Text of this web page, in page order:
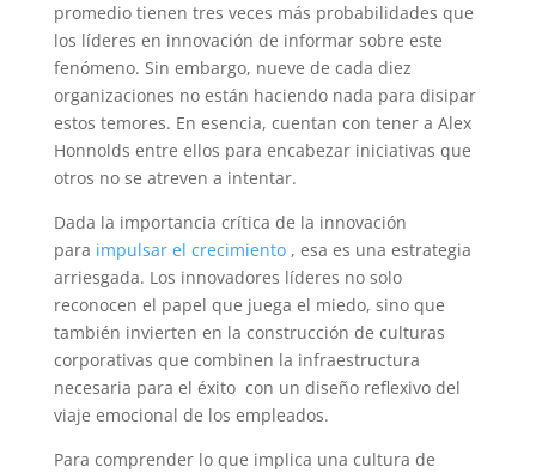
promedio tienen tres veces más probabilidades que
los líderes en innovación de informar sobre este
fenómeno. Sin embargo, nueve de cada diez
organizaciones no están haciendo nada para disipar
estos temores. En esencia, cuentan con tener a Alex
Honnolds entre ellos para encabezar iniciativas que
otros no se atreven a intentar.
Dada la importancia crítica de la innovación
para impulsar el crecimiento, esa es una estrategia
arriesgada. Los innovadores líderes no solo
reconocen el papel que juega el miedo, sino que
también invierten en la construcción de culturas
corporativas que combinen la infraestructura
necesaria para el éxitocon un diseño reflexivo del
viaje emocional de los empleados.
Para comprender lo que implica una cultura de